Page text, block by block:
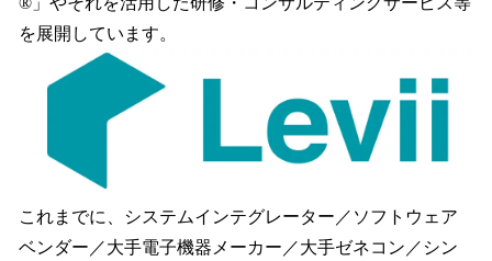
を展開しています。
これまでに、システムインテグレーター／ソフトウェア
ベンダー／大手電子機器メーカー／大手ゼネコン／シン